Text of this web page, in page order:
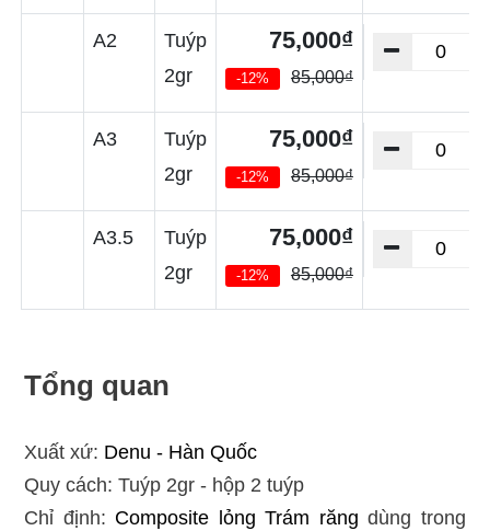
A2
Tuýp
2gr
75,000₫
-12% 85,000₫
A3
Tuýp
2gr
75,000₫
-12% 85,000₫
A3.5
Tuýp
2gr
75,000₫
-12% 85,000₫
Tổng quan
Xuất xứ: Denu - Hàn Quốc
Quy cách: Tuýp 2gr - hộp 2 tuýp
Chỉ định: Composite lỏng Trám răng dùng trong